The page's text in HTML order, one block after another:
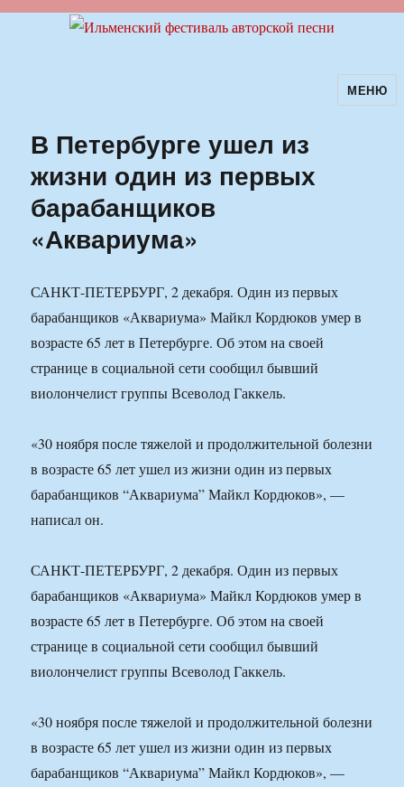
Ильменский фестиваль авторскойМЕНЮ
В Петербурге ушел из
жизни один из первых
барабанщиков
«Аквариума»
САНКТ-ПЕТЕРБУРГ, 2 декабря. Один из первых
барабанщиков «Аквариума» Майкл Кордюков умер в
возрасте 65 лет в Петербурге. Об этом на своей
странице в социальной сети сообщил бывший
виолончелист группы Всеволод Гаккель.
«30 ноября после тяжелой и продолжительной болезни
в возрасте 65 лет ушел из жизни один из первых
барабанщиков “Аквариума” Майкл Кордюков», —
написал он.
САНКТ-ПЕТЕРБУРГ, 2 декабря. Один из первых
барабанщиков «Аквариума» Майкл Кордюков умер в
возрасте 65 лет в Петербурге. Об этом на своей
странице в социальной сети сообщил бывший
виолончелист группы Всеволод Гаккель.
«30 ноября после тяжелой и продолжительной болезни
в возрасте 65 лет ушел из жизни один из первых
барабанщиков “Аквариума” Майкл Кордюков», —